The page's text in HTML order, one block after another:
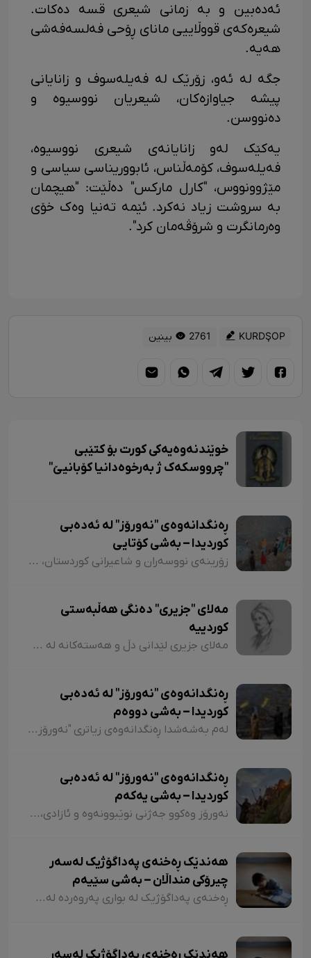
ئەدەبین و بە زمانی شیعری قسە دەکات.
شیعرەکەی قووڵاییی مانای ڕۆحی فەلسەفەشی
هەیە.
جگە لە ئەو، زۆرێک لە فەیلەسوف و زانایانی
پیشە جیاوازەکان، شیعریان نووسیوە و
دەنووسن.
یەکێک لەو زانایانەی شیعری نووسیوە،
فەیلەسوف، کۆمەڵناس، ئابووریناسی سیاسی و
مێژوونووس، "کارل مارکس" دەڵێت: "هیچمان
بە سروشت زیاد نەکرد. ئێمە تەنیا وەک خۆی
وەرمانگرت و شرۆڤەمان کرد".
KURDŞOP 2761 بینین
خوێندنەوەیەکی کورت بۆ کتێبی
"چرووسکەک ژ بەرخوەدانیا کۆبانیێ"
ڕەنگدانەوەی "نەورۆز" لە ئەدەبی
کوردیدا – بەشی کۆتایی
زۆرینەی نووسەران و شاعیرانی کوردستان، لە شیعر و دەقەکانیاندا بە شێوازی جۆراوجۆر باسی نەورۆزیان کردووە کە لەبەر نەبوونی مەجال تەنیا ئاماژەمان بە چەند شاعیر و چەند نموونە شیعر کرد. پێم خۆشە لە کۆتاییشدا ئاماژە بەوە بکەم کە شاعیران "موخلیس، عەونی، هەژار، زاری، عەلی حەسەنیانی، ژیلا حسەینی، محەممەد ساڵح دیلان، ئەسیری، ناسر ئاغابرا، جەلال مەلەکشا، شێرکۆ بێکەس و عەبدوڵڵا پەشێو و..." لە چەندین شیعریاندا باسی "نەورۆز"یان کردووە و لەسەر کوردستانیبوونی نەورۆز جەختیان کردووەتەوە.
مەلای "جزیری" دەنگی هەڵبەستی
کوردییە
مەلای جزیری لێدانی دڵ و هەستەکانە لە شیعری کلاسیکدا. مەلای جزیری ساڵی ١٥٦٥ لە جزیری بۆتان لەدایک بووە. ناوی "ئەحمەد"ە و لە شیعردا نازناوی "نیشانی، مەلێ و مەلا"یە و لە سەدەی ١٧دا ژیاوە. مەلا ئەحمەد جزیری لەسەر دەستی باوکی (شێخ محەممەد) دەستی بە خوێندن کردووە و لە مەدرەسەی "هەکاری و عیمادی" درێژەی بە خوێندن داوە.
ڕەنگدانەوەی "نەورۆز" لە ئەدەبی
کوردیدا – بەشی دووەم
لەم بەشەشدا ڕەنگدانەوەی زیاتری "نەورۆز" لە شیعر و دەقی کوردیدا دەخەینەڕوو. هەروەها پێویستە ئاماژەش بەوە بکەم کە وێڕای ئەوەی لەم وتارەدا ڕەنگدانەوەی "نەورۆز" لە ئەدەبی کوردیدا دەبینین، ئاوڕێکیش لە شاعیران و نووسەرانمان دەدەینەوە کە بەداخەوە ناوی هەندێکیان بە فەرامۆشی سپێردراون.
ڕەنگدانەوەی "نەورۆز" لە ئەدەبی
کوردیدا – بەشی یەکەم
نەورۆز وەکوو جەژنی نوێبوونەوە و ئازادی، لە ئەدەبی کوردیدا و لەلای شاعیران و نووسەرانی کورد، هەمیشە جێی بایەخ و تێڕامان بووە. شاعیران و نووسەرانی کورد وەکوو دیوێکی جوانی و دەرچەیەکی ئازادی و هێمای ڕزگاریی نەتەوەیی، نەورۆزیان لەنێو شیعر و دەقەکەیاندا بەکار هێناوە. ئەم بابەتەش دەگەڕێتەوە بۆ گرێدراویی حاشاهەڵنەگری کورد و کوردستان بە نەورۆزەوە
هەندێک ڕەخنەی پەداگۆژیک لەسەر
چیرۆکی منداڵان – بەشی سێیەم
ڕەخنەی پەداگۆژیک لە بواری پەروەردە لەسەر چیرۆکی منداڵان؛ هەندێکجار لە چیرۆکی منداڵاندا تووشی ئەو جۆرە وشەیە دەبین کە کاریگەرییان لەسەر مێشکی منداڵان دەبێت و ڕێگەیان پێ دەدات بیرۆکەیەکی خراپ لە مێشکیاندا دروست بکەن. بۆ نموونە دەتوانین لێرەدا سەرنجەکانمان لەسەر چیرۆکی "تیتی و پیرێ، کال و سێڤێ و نیسکۆ" بخەینەڕوو. لە بەشێکی چیرۆکی "تیتی و پیرێ"دا وەها دەڵێت:
هەندێک ڕەخنەی پەداگۆژیک لەسەر